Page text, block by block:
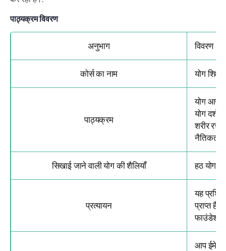
पाठ्यक्रम विवरण
अनुभाग विवरण
कोर्स का नाम योग
पाठ्यक्रम
योग आसन;
योग
शरीर
नैतिकता
सिखाई जाने वाली योग की शैलियाँ हठ योग,
प्रत्यायन
यह
प्राप्त है
फाउंडेशन
आप ईमेल